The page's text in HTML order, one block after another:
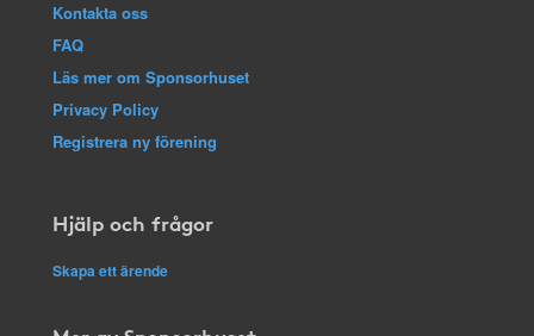
Kontakta oss
FAQ
Läs mer om Sponsorhuset
Privacy Policy
Registrera ny förening
Hjälp och frågor
Skapa ett ärende